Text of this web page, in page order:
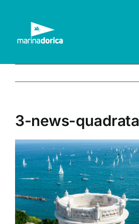
contenuto
3-news-quadrata